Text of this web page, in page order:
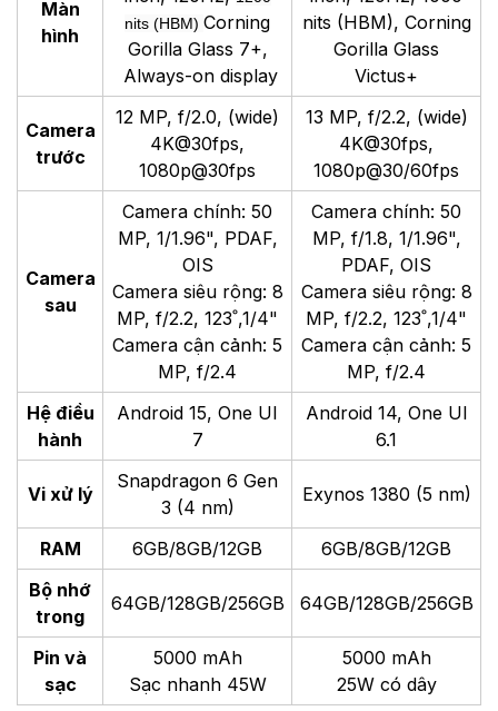
Màn
hình
nits (HBM) Corning
Gorilla Glass 7+,
Always-on display
nits (HBM), Corning
Gorilla Glass
Victus+
Camera
trước
12 MP, f/2.0, (wide)
4K@30fps,
1080p@30fps
13 MP, f/2.2, (wide)
4K@30fps,
1080p@30/60fps
Camera
sau
Camera chính: 50
MP, 1/1.96", PDAF,
OIS
Camera siêu rộng: 8
MP, f/2.2, 123˚,1/4"
Camera cận cảnh: 5
MP, f/2.4
Camera chính: 50
MP, f/1.8, 1/1.96",
PDAF, OIS
Camera siêu rộng: 8
MP, f/2.2, 123˚,1/4"
Camera cận cảnh: 5
MP, f/2.4
Hệ điều
hành
Android 15, One UI
7
Android 14, One UI
6.1
Vi xử lý
Snapdragon 6 Gen
3 (4 nm)
Exynos 1380 (5 nm)
RAM 6GB/8GB/12GB
6GB/8GB/12GB
Bộ nhớ
trong
64GB/128GB/256GB 64GB/128GB/256GB
Pin và
sạc
5000 mAh
Sạc nhanh 45W
5000 mAh
25W có dây